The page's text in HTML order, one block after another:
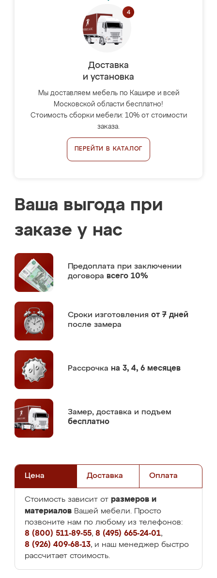
Доставка
и установка
Мы доставляем мебель по Кашире и всей
Московской области бесплатно!
Стоимость сборки мебели: 10% от стоимости
заказа.
ПЕРЕЙТИ В КАТАЛОГ
Ваша выгода при
заказе у нас
Предоплата при заключении
договора всего 10%
Сроки изготовления от 7 дней
после замера
Рассрочка на 3, 4, 6 месяцев
Замер, доставка и подъем
бесплатно
Цена Доставка Оплата
Стоимость зависит от размеров и
материалов Вашей мебели. Просто
позвоните нам по любому из телефонов:
8 (800) 511-89-55, 8 (495) 665-24-01,
8 (926) 409-68-13, и наш менеджер быстро
рассчитает стоимость.